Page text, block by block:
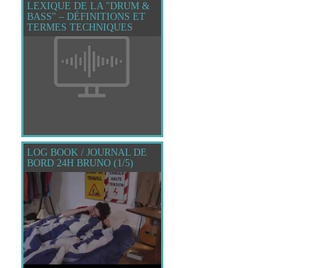
LEXIQUE DE LA "DRUM &
BASS" – DÉFINITIONS ET
TERMES TECHNIQUES
LOG BOOK / JOURNAL DE
BORD 24H BRUNO (1/5)